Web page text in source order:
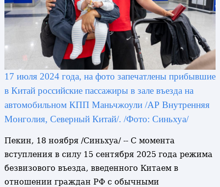
17 июля 2024 года, на фото запечатлены прибывшие
в Китай российские пассажиры в зале въезда на
автомобильном КПП Маньчжоули /АР Внутренняя
Монголия, Северный Китай/. /Фото: Синьхуа/
Пекин, 18 ноября /Синьхуа/ -- С момента
вступления в силу 15 сентября 2025 года режима
безвизового въезда, введенного Китаем в
отношении граждан РФ с обычными